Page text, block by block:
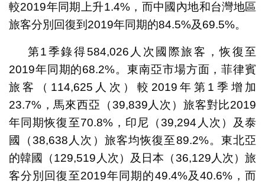
較2019年同期上升1.4%，而中國內地和台灣地區
旅客分別回復到2019年同期的84.5%及69.5%。
第1季錄得584,026人次國際旅客，恢復至
2019年同期的68.2%。東南亞市場方面，菲律賓
旅客（114,625人次）較2019年第1季增加
23.7%，馬來西亞（39,839人次）旅客對比2019
年同期恢復至70.8%，印尼（39,294人次）及泰
國（38,638人次）旅客均恢復至89.2%。東北亞
的韓國（129,519人次）及日本（36,129人次）旅
客分別回復至2019年同期的49.4%及40.6%，而